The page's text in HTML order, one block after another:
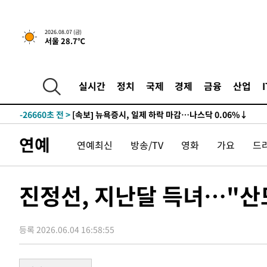
2026.08.07 (금)
서울 28.7℃
실시간 정치 국제 경제 금융 산업
-26660초 전 >
-32094초 전 > 이란, 호르무즈서 "적국 목표물들"과 대치로 남부 케슘
발효
-28960초 전 >
[속보]트럼프, 美 원정출산 금지 행정명령 서명
-26660초 전 >[속보] 뉴욕증시, 일제 하락 마감…나스닥 0.06%↓
례 큰 폭발음
-30809초 전 >[속보]美, 폴리실리콘 수입 규제…파생제품 15% 관세,
-26660초 전 >[속보] 뉴욕증시, 일제 하락 마감…나스닥 0.06%↓
연예 연예최신 방송/TV 영화 가요 드
진정선, 지난달 득녀…"
등록 2026.06.04 16:58:55